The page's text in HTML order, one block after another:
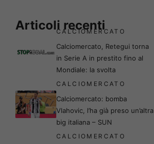
Articoli recenti
CALCIOMERCATO
Calciomercato, Retegui torna
in Serie A in prestito fino al
Mondiale: la svolta
CALCIOMERCATO
Calciomercato: bomba
Vlahovic, l’ha già preso un’altra
big italiana – SUN
CALCIOMERCATO